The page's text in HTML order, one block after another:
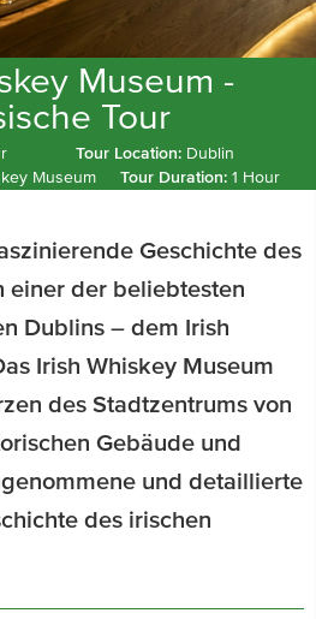
Museum -
Tour
Tour Location: Dublin
Museum Tour Duration: 1 Hour
Geschichte des
einer der beliebtesten
Dublins – dem Irish
Irish Whiskey Museum
des Stadtzentrums von
Gebäude und
und detaillierte
des irischen